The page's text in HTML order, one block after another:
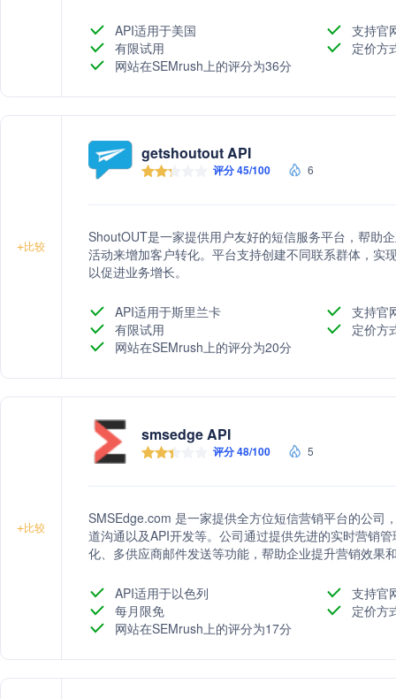
API适用于美国
支持官
有限试用
定价方
网站在SEMrush上的评分为36分
+比较
getshoutout API
评分 45/100 6
ShoutOUT是一家提供用户友好的短信服务平台，帮助
活动来增加客户转化。平台支持创建不同联系群体，实
以促进业务增长。
API适用于斯里兰卡
支持官
有限试用
定价方
网站在SEMrush上的评分为20分
+比较
smsedge API
评分 48/100 5
SMSEdge.com 是一家提供全方位短信营销平台的公司
道沟通以及API开发等。公司通过提供先进的实时营销
化、多供应商邮件发送等功能，帮助企业提升营销效果
API适用于以色列
支持官
每月限免
定价方
网站在SEMrush上的评分为17分